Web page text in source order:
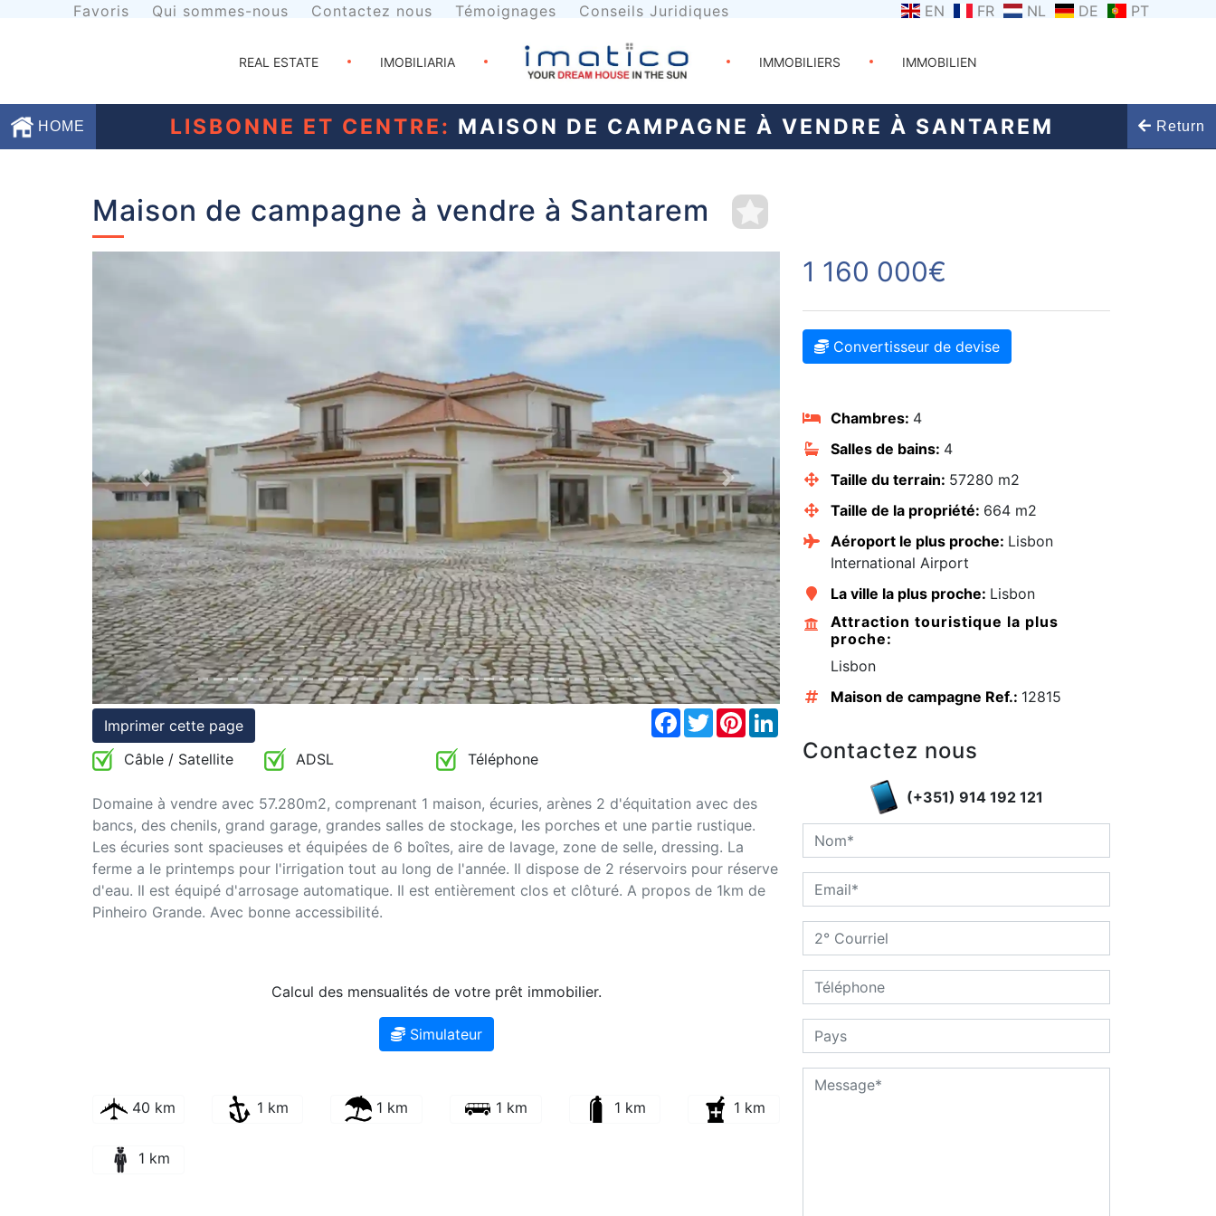
Favoris Qui sommes-nous Contactez nous Témoignages Conseils Juridiques EN FR NL DE PT
REAL ESTATE IMOBILIARIA IMMOBILIERS IMMOBILIEN
HOME LISBONNE ET CENTRE: MAISON DE CAMPAGNE À VENDRE À SANTAREM Return
conditions
Témoignages
Juridiques
Maison de campagne à vendre à Santarem
Previous Next
Imprimer cette page
Facebook
TwitterPinterest
Câble / Satellite ADSL Téléphone
Domaine à vendre avec 57.280m2, comprenant 1 maison, écuries, arènes 2 d'équitation avec des
bancs, des chenils, grand garage, grandes salles de stockage, les porches et une partie rustique.
Les écuries sont spacieuses et équipées de 6 boîtes, aire de lavage, zone de selle, dressing. La
ferme a le printemps pour l'irrigation tout au long de l'année. Il dispose de 2 réservoirs pour réserve
d'eau. Il est équipé d'arrosage automatique. Il est entièrement clos et clôturé. A propos de 1km de
Pinheiro Grande. Avec bonne accessibilité.
Calcul des mensualités de votre prêt immobilier.
Simulateur
40 km 1 km 1 km 1 km 1 km 1 km
1 km
1 160 000€
Convertisseur de devise
Chambres: 4
Salles de bains: 4
Taille du terrain: 57280 m2
Taille de la propriété: 664 m2
Aéroport le plus proche: Lisbon
International Airport
La ville la plus proche: Lisbon
Attraction touristique la plus
proche:
Lisbon
Maison de campagne Ref.: 12815
Contactez nous
(+351) 914 192 121